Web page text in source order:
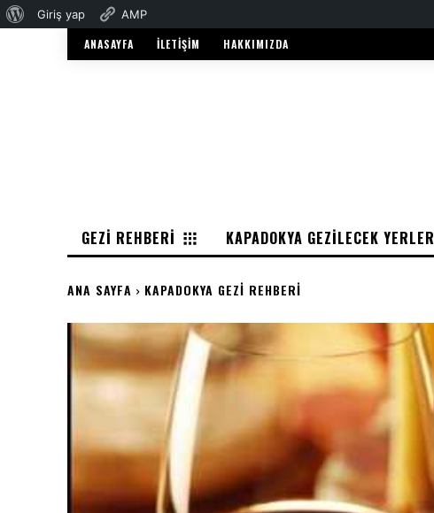
ANASAYFA İLETIŞIM HAKKIMIZDA
GEZI REHBERI
KAPADOKYA GEZILECEK YERLER
ANA SAYFA KAPADOKYA GEZI REHBERI
WordPress
Giriş yap AMP